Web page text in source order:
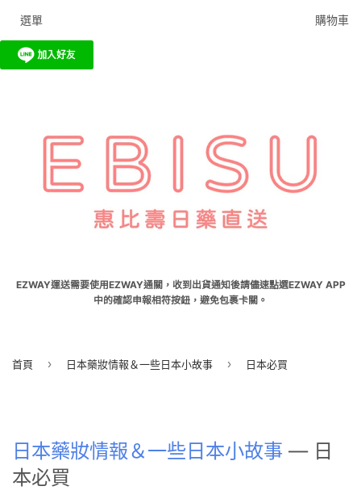
EZWAY運送需要使用EZWAY通關，收到出貨通知後請儘速點選EZWAY APP
中的確認申報相符按鈕，避免包裹卡關。
選單 購物車
首頁 › 日本藥妝情報＆一些日本小故事 › 日本必買
日本藥妝情報＆一些日本小故事 — 日
本必買